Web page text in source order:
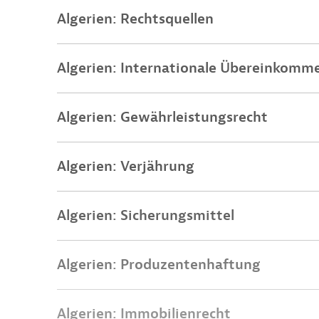
Algerien: Rechtsquellen
Algerien: Internationale
Algerien: Gewährleistungsrecht
Algerien: Verjährung
Algerien: Sicherungsmittel
Algerien: Produzentenhaftung
Algerien: Immobilienrecht